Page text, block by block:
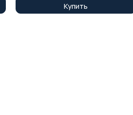
Купить